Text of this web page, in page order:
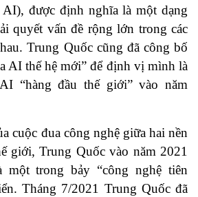
AI), được định nghĩa là một dạng
quyết vấn đề rộng lớn trong các
Trung Quốc cũng đã công bố
AI thế hệ mới” để định vị mình là
“hàng đầu thế giới” vào năm
cuộc đua công nghệ giữa hai nền
giới, Trung Quốc vào năm 2021
trong bảy “công nghệ tiên
Tháng 7/2021 Trung Quốc đã